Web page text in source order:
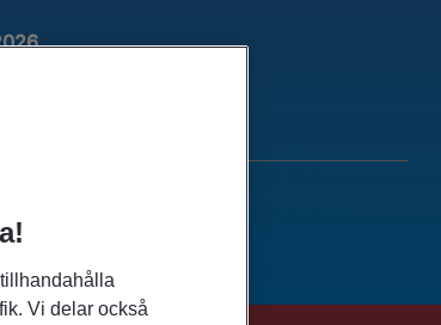
Vi delar också